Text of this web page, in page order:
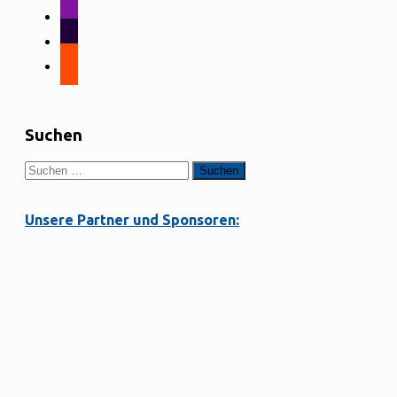
Suchen
Suchen
nach:
Unsere Partner und Sponsoren: